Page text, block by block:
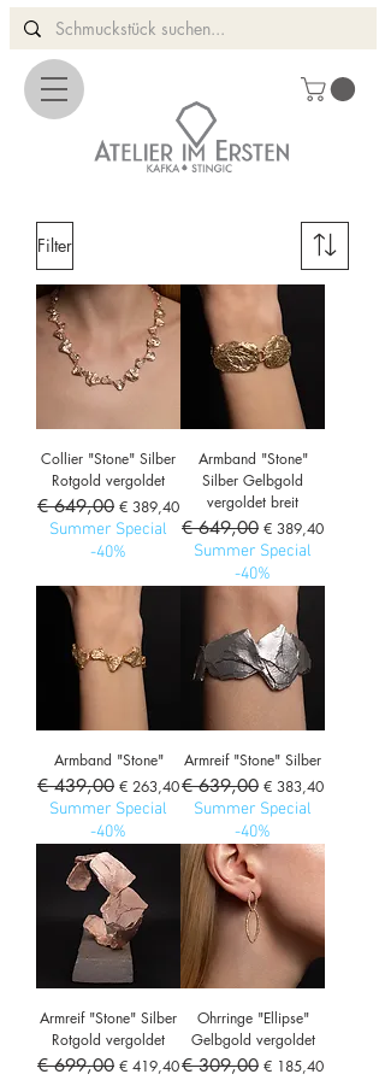
Filter
Collier "Stone" Silber
Rotgold vergoldet
Standardpreis
€ 649,00 Sale-Preis
€ 389,40
Summer Special
-40%
Armband "Stone"
Silber Gelbgold
vergoldet breit
Standardpreis
€ 649,00 Sale-Preis
€ 389,40
Summer Special
-40%
Armband "Stone"
Standardpreis
€ 439,00 Sale-Preis
€ 263,40
Summer Special
-40%
Armreif "Stone" Silber
Standardpreis
€ 639,00 Sale-Preis
€ 383,40
Summer Special
-40%
Armreif "Stone" Silber
Rotgold vergoldet
Standardpreis
€ 699,00 Sale-Preis
€ 419,40
Ohrringe "Ellipse"
Gelbgold vergoldet
Standardpreis
€ 309,00 Sale-Preis
€ 185,40